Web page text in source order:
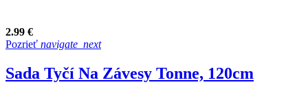
2.99 €
Pozrieť navigate_next
Sada Tyčí Na Závesy Tonne, 120cm